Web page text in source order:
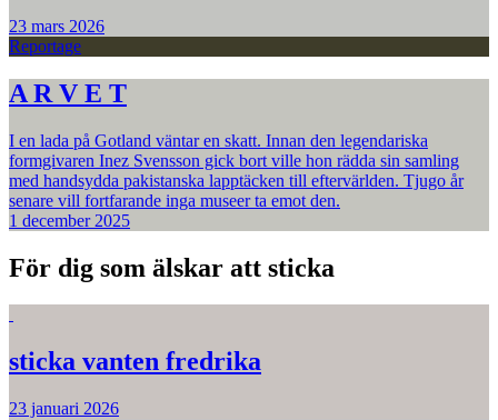
23 mars 2026
Reportage
A R V E T
I en lada på Gotland väntar en skatt. Innan den legendariska
formgivaren Inez Svensson gick bort ville hon rädda sin samling
med handsydda pakistanska lapptäcken till eftervärlden. Tjugo år
senare vill fortfarande inga museer ta emot den.
1 december 2025
För dig som älskar att sticka
sticka vanten fredrika
23 januari 2026